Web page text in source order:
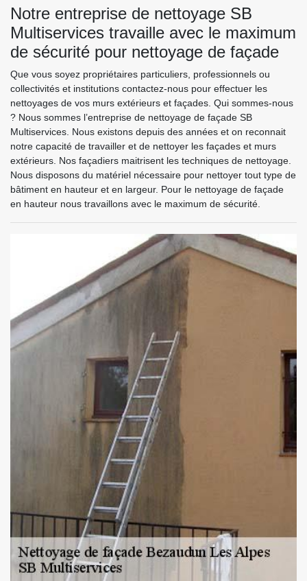
Notre entreprise de nettoyage SB
Multiservices travaille avec le maximum
de sécurité pour nettoyage de façade
Que vous soyez propriétaires particuliers, professionnels ou
collectivités et institutions contactez-nous pour effectuer les
nettoyages de vos murs extérieurs et façades. Qui sommes-nous
? Nous sommes l’entreprise de nettoyage de façade SB
Multiservices. Nous existons depuis des années et on reconnait
notre capacité de travailler et de nettoyer les façades et murs
extérieurs. Nos façadiers maitrisent les techniques de nettoyage.
Nous disposons du matériel nécessaire pour nettoyer tout type de
bâtiment en hauteur et en largeur. Pour le nettoyage de façade
en hauteur nous travaillons avec le maximum de sécurité.